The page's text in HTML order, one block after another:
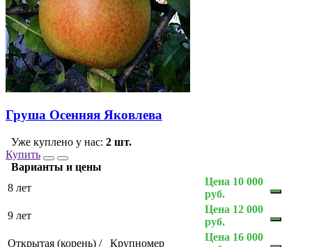
Груша Осенняя Яковлева
Уже куплено у нас: 2 шт.
Купить
Варианты и цены
8 лет
Цена 10 000
руб.
9 лет
Цена 12 000
руб.
Открытая (корень) / Крупномер
Цена 16 000